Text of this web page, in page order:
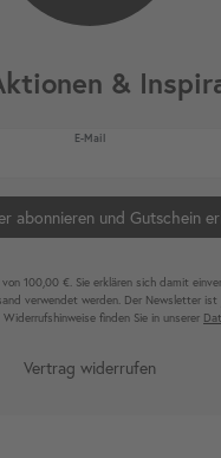
&
E-MailNewsletter Honig
abonnieren und Gutschein
100,00 €. Sie erklären sich damit
ver­wen­det werden. Der News­letter
finden Sie in unserer
Vertrag widerrufen